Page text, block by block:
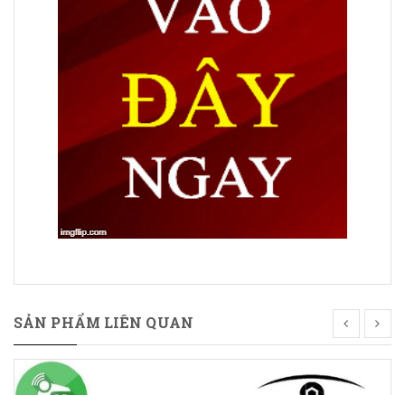
SẢN PHẨM LIÊN QUAN